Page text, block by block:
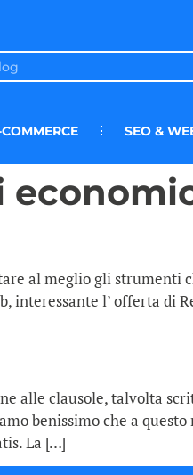
COMMERCE SEO &
al meglio gli strumenti
interessante l’ offerta
alle clausole, talvolta
benissimo che a
La […]